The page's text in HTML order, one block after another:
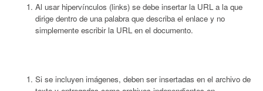
Al usar hipervínculos (links) se debe insertar la URL a la que
dirige dentro de una palabra que describa el enlace y no
simplemente escribir la URL en el documento.
Si se incluyen imágenes, deben ser insertadas en el archivo de